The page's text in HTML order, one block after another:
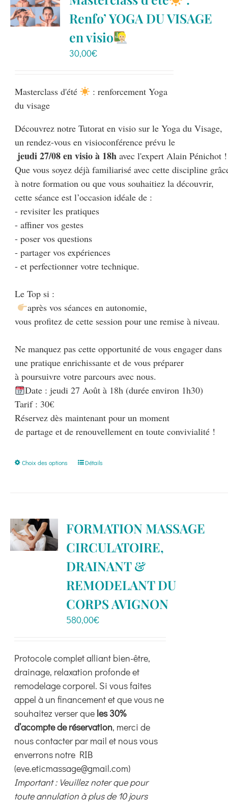
Boutique
Renfo’ YOGA DU VISAGE
en visio
30,00€
Masterclass d'été
: renforcement Yoga
du visage
Découvrez notre Tutorat en visio sur le Yoga du Visage,
un rendez-vous en visioconférence prévu le
jeudi 27/08 en visio à 18h avec l'expert Alain Pénichot !
Que vous soyez déjà familiarisé avec cette discipline
à notre formation ou que vous souhaitiez la découvrir,
cette séance est l’occasion idéale de :
- revisiter les pratiques
- affiner vos gestes
- poser vos questions
- partager vos expériences
- et perfectionner votre technique.
Le Top si :
après vos séances en autonomie,
vous profitez de cette session pour une remise à niveau.
Ne manquez pas cette opportunité de vous engager dans
une pratique enrichissante et de vous préparer
Date : jeudi 27 Août à 18h (durée environ 1h30)
Tarif : 30€
Réservez dès maintenant pour un moment
de partage et de renouvellement en toute convivialité !
Choix des options
Ce
Les
options
peuvent
être
choisies
sur
la
produit
Détails
FORMATION MASSAGE
CIRCULATOIRE,
DRAINANT &
REMODELANT DU
CORPS AVIGNON
580,00€
Protocole complet alliant bien-être,
drainage, relaxation profonde et
remodelage corporel. Si vous faites
appel à un financement et que vous ne
souhaitez verser que les 30%
d’acompte de réservation, merci de
nous contacter par mail et nous vous
enverrons notre RIB
(eve.eticmassage@gmail.com)
Important : Veuillez noter que pour
toute annulation à plus de 10 jours